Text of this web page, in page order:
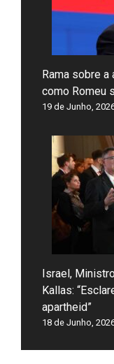
Rama sobre a
como Romeu
19 de Junho,
Israel,
Kallas:
apartheid”
18 de Junho,